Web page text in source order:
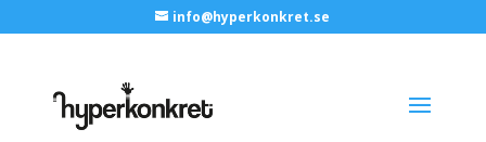
info@hyperkonkret.se